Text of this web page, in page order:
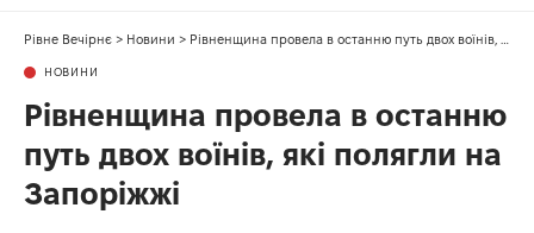
Рівне Вечірнє > Новини > Рівненщина провела в останню путь двох воїнів, які полягли на Запоріжжі
НОВИНИ
Рівненщина провела в останню
путь двох воїнів, які полягли на
Запоріжжі